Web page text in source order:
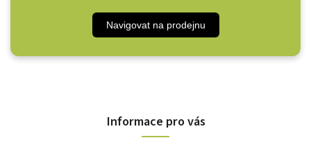
Navigovat na prodejnu
Informace pro vás